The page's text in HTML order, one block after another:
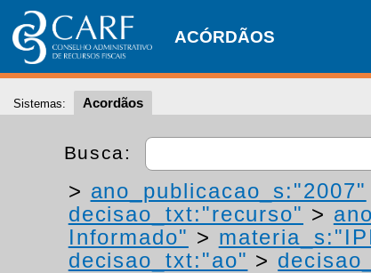
ACÓRDÃOS
Sistemas: Acordãos
Busca:
> ano_publicacao_s:"2007"
decisao_txt:"recurso" >
Informado" >
decisao_txt:"ao" >